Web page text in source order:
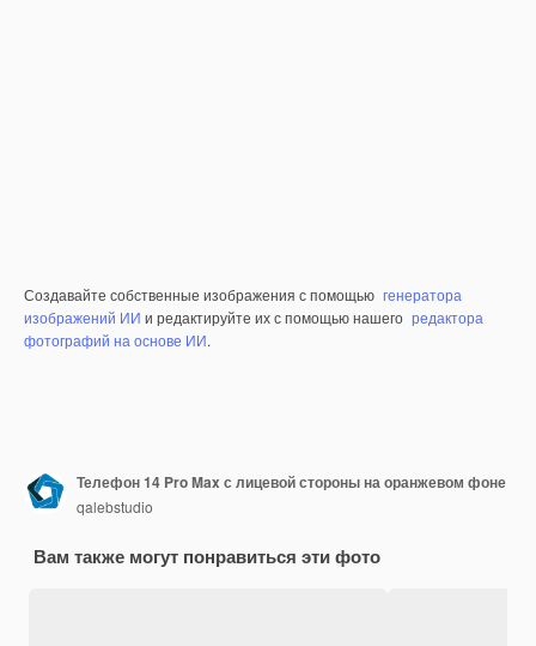
Создавайте собственные изображения с помощью генератора
изображений ИИ и редактируйте их с помощью нашего редактора
фотографий на основе ИИ.
Телефон 14 Pro Max с лицевой стороны на оранжевом фоне
qalebstudio
Вам также могут понравиться эти фото